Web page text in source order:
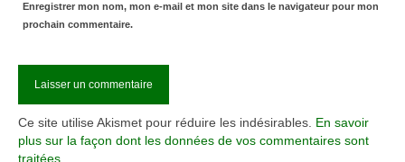
Enregistrer mon nom, mon e-mail et mon site dans le navigateur pour mon
prochain commentaire.
Ce site utilise Akismet pour réduire les indésirables. En savoir
plus sur la façon dont les données de vos commentaires sont
traitées